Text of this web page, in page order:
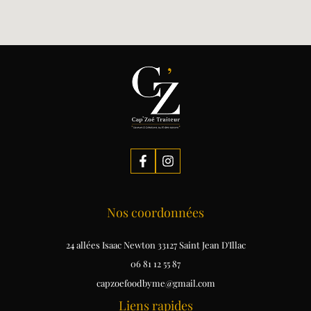
Nos coordonnées
24 allées Isaac Newton 33127 Saint Jean D'Illac
06 81 12 55 87
capzoefoodbyme@gmail.com
Liens rapides